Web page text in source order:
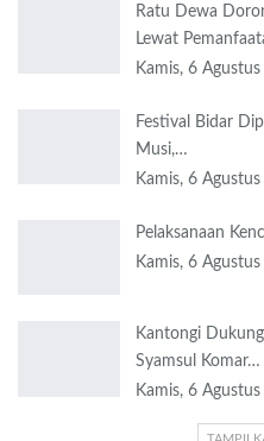
Ratu Dewa
Lewat
Kamis, 6
Festival Bidar
Musi,…
Kamis, 6
Pelaksanaan
Kamis, 6
Kantongi
Syamsul Komar…
Kamis, 6